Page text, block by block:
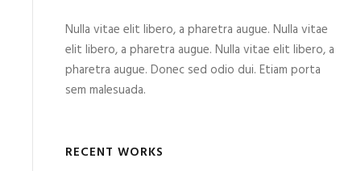
Nulla vitae elit libero, a pharetra augue. Nulla vitae
elit libero, a pharetra augue. Nulla vitae elit libero, a
pharetra augue. Donec sed odio dui. Etiam porta
sem malesuada.
RECENT WORKS